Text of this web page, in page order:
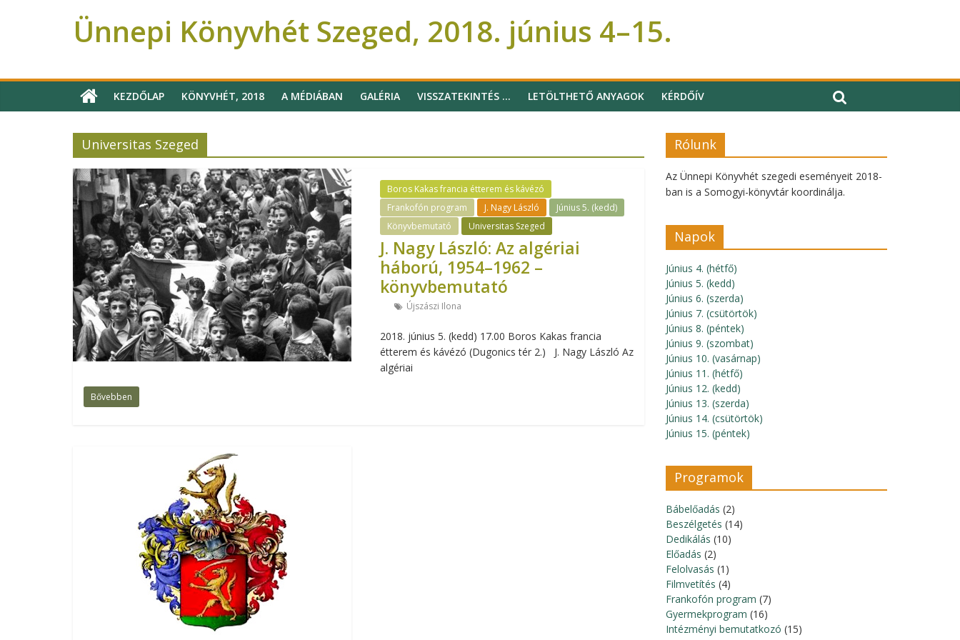
Ünnepi Könyvhét Szeged, 2018. június 4–15.
KEZDŐLAP KÖNYVHÉT, 2018 A MÉDIÁBAN GALÉRIA VISSZATEKINTÉS … LETÖLTHETŐ ANYAGOK KÉRDŐÍV
Universitas Szeged
Boros Kakas francia étterem és kávézó
Frankofón program
J. Nagy László
Június 5. (kedd)
Könyvbemutató
Universitas Szeged
J. Nagy László: Az algériai
háború, 1954–1962 –
könyvbemutató
Újszászi Ilona
2018. június 5. (kedd) 17.00 Boros Kakas francia
étterem és kávézó (Dugonics tér 2.) J. Nagy László Az
algériai
Bővebben
Rólunk
Az Ünnepi Könyvhét szegedi eseményeit 2018-
ban is a Somogyi-könyvtár koordinálja.
Napok
Június 4. (hétfő)
Június 5. (kedd)
Június 6. (szerda)
Június 7. (csütörtök)
Június 8. (péntek)
Június 9. (szombat)
Június 10. (vasárnap)
Június 11. (hétfő)
Június 12. (kedd)
Június 13. (szerda)
Június 14. (csütörtök)
Június 15. (péntek)
Programok
Bábelőadás (2)
Beszélgetés (14)
Dedikálás (10)
Előadás (2)
Felolvasás (1)
Filmvetítés (4)
Frankofón program (7)
Gyermekprogram (16)
Intézményi bemutatkozó (15)